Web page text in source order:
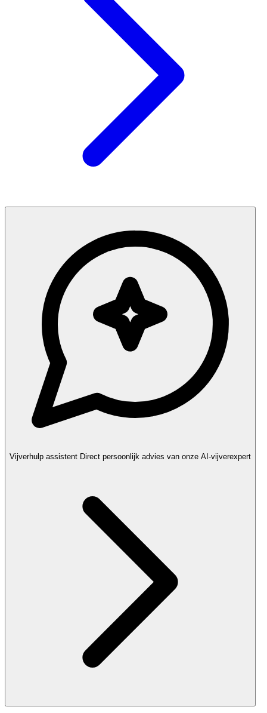
Vijverhulp assistent Direct persoonlijk advies van onze AI-vijverexpert